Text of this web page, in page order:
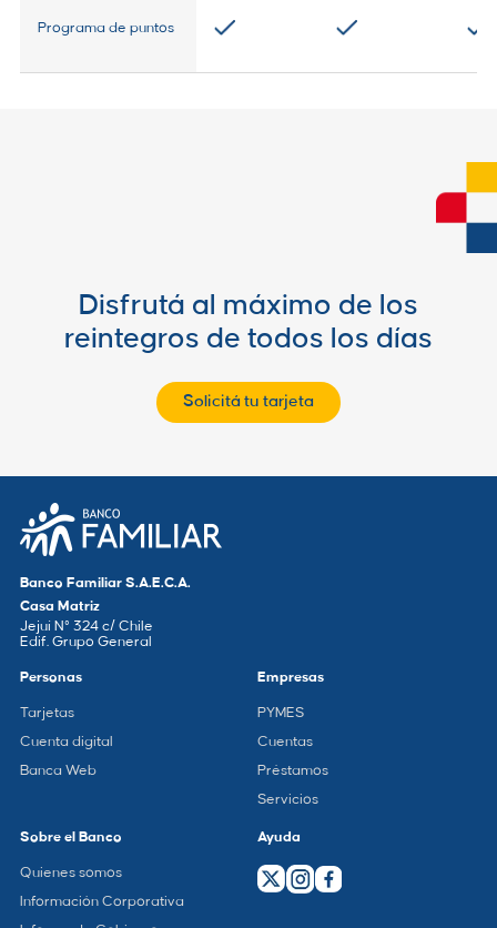
Programa de puntos
Disfrutá al máximo de los
reintegros de todos los días
Solicitá tu tarjeta
Banco Familiar S.A.E.C.A.
Casa Matriz
Jejuí N° 324 c/ Chile
Edif. Grupo General
Personas
Tarjetas
Cuenta digital
Banca Web
Empresas
PYMES
Cuentas
Préstamos
Servicios
Sobre el Banco
Quienes somos
Información Corporativa
Ayuda